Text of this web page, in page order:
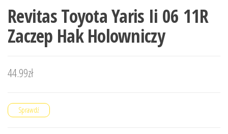
Revitas Toyota Yaris Ii 06 11R
Zaczep Hak Holowniczy
44.99zł
Sprawdź